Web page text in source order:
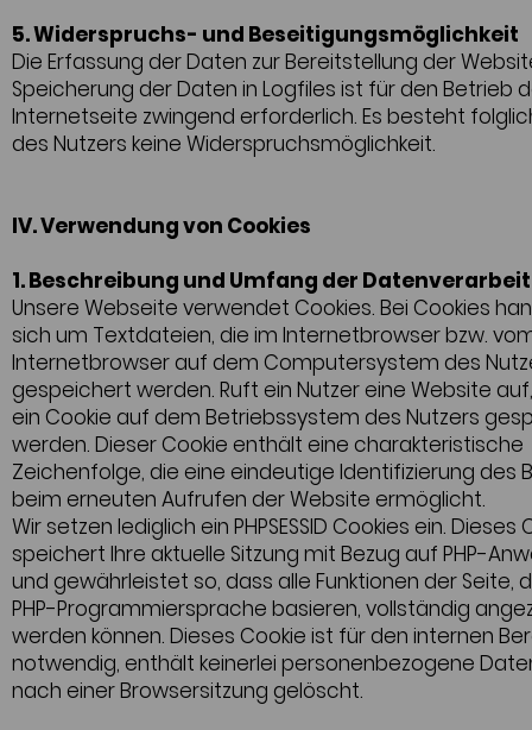
5. Widerspruchs- und Beseitigungsmöglichkeit
Die Erfassung der Daten zur Bereitstellung der
Speicherung der Daten in Logfiles ist für den Betrieb
Internetseite zwingend erforderlich. Es besteht
des Nutzers keine Widerspruchsmöglichkeit.
IV. Verwendung von Cookies
1. Beschreibung und Umfang der
Unsere Webseite verwendet Cookies. Bei Cookies
sich um Textdateien, die im Internetbrowser bzw.
Internetbrowser auf dem Computersystem des
gespeichert werden. Ruft ein Nutzer eine Website
ein Cookie auf dem Betriebssystem des Nutzers
werden. Dieser Cookie enthält eine charakteristische
Zeichenfolge, die eine eindeutige Identifizierung des
beim erneuten Aufrufen der Website ermöglicht.
Wir setzen lediglich ein PHPSESSID Cookies ein. Dieses
speichert Ihre aktuelle Sitzung mit Bezug auf PHP-
und gewährleistet so, dass alle Funktionen der Seite,
PHP-Programmiersprache basieren, vollständig
werden können. Dieses Cookie ist für den internen
notwendig, enthält keinerlei personenbezogene
nach einer Browsersitzung gelöscht.